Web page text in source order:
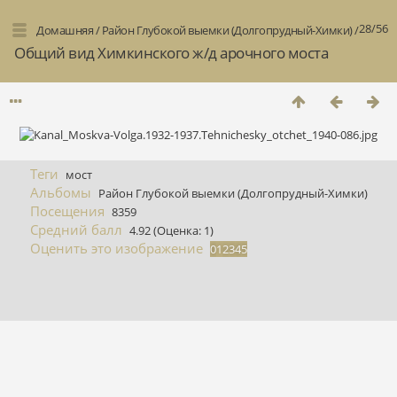
28/56
Домашняя/Район Глубокой выемки (Долгопрудный-Химки)/
Общий вид Химкинского ж/д арочного моста
Теги мост
Альбомы Район Глубокой выемки (Долгопрудный-Химки)
Посещения 8359
Средний балл 4.92(Оценка: 1)
Оценить это изображение